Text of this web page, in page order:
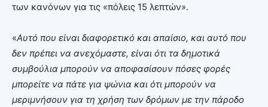
των κανόνων για τις «πόλεις 15 λεπτών».
«Αυτό που είναι διαφορετικό και απαίσιο, και αυτό που
δεν πρέπει να ανεχόμαστε, είναι ότι τα δημοτικά
συμβούλια μπορούν να αποφασίσουν πόσες φορές
μπορείτε να πάτε για ψώνια και ότι μπορούν να
μεριμνήσουν για τη χρήση των δρόμων με την πάροδο